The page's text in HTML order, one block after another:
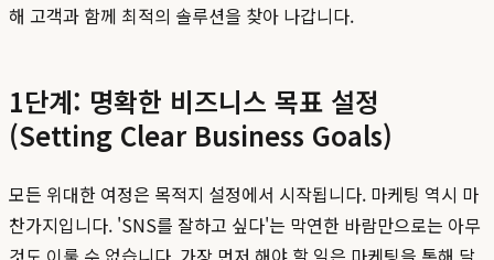
해 고객과 함께 최적의 솔루션을 찾아 나갑니다.
1단계: 명확한 비즈니스 목표 설정
(Setting Clear Business Goals)
모든 위대한 여정은 목적지 설정에서 시작됩니다. 마케팅 역시 마
찬가지입니다. 'SNS를 잘하고 싶다'는 막연한 바람만으로는 아무